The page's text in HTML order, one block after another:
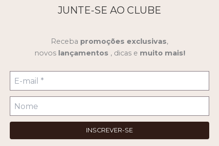
JUNTE-SE AO CLUBE
Receba promoções exclusivas,
novos lançamentos , dicas e muito mais!